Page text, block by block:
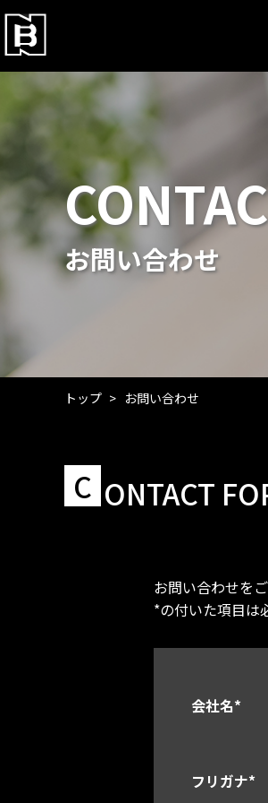
お問い合わせ
トップ お問い合わせ
C ONTACT
お問い合わせを
*の付いた項目は
会社名*
フリガナ*